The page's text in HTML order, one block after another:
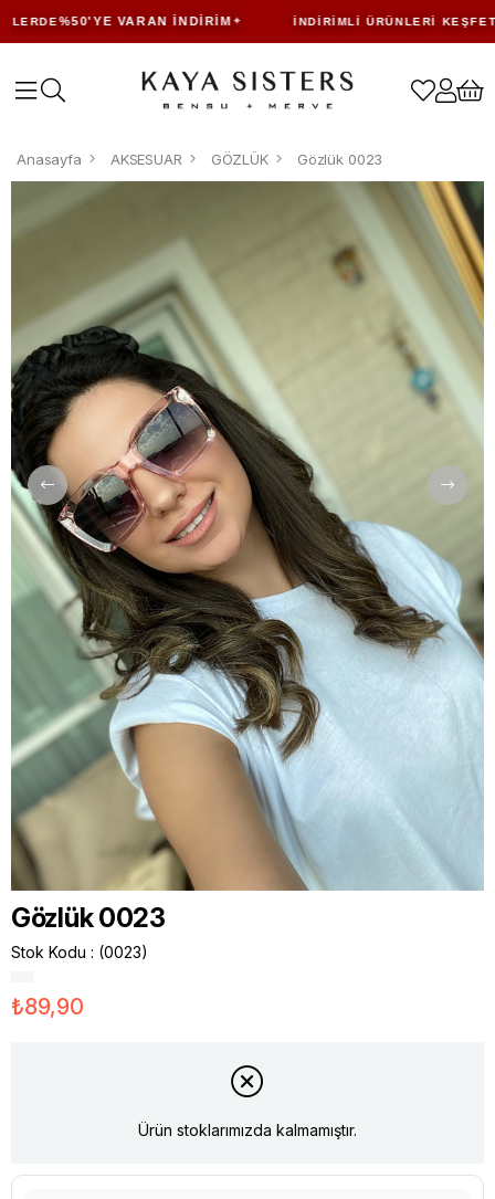
%50'YE VARAN İNDIRIM İNDIRIMLI ÜRÜNLERI KEŞFET
Anasayfa AKSESUAR GÖZLÜK Gözlük 0023
Gözlük 0023
Stok Kodu (0023)
₺89,90
Ürün stoklarımızda kalmamıştır.